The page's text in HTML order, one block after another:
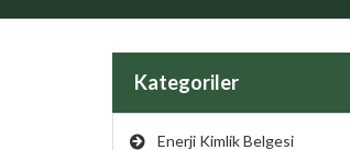
Kategoriler
Enerji Kimlik Belgesi